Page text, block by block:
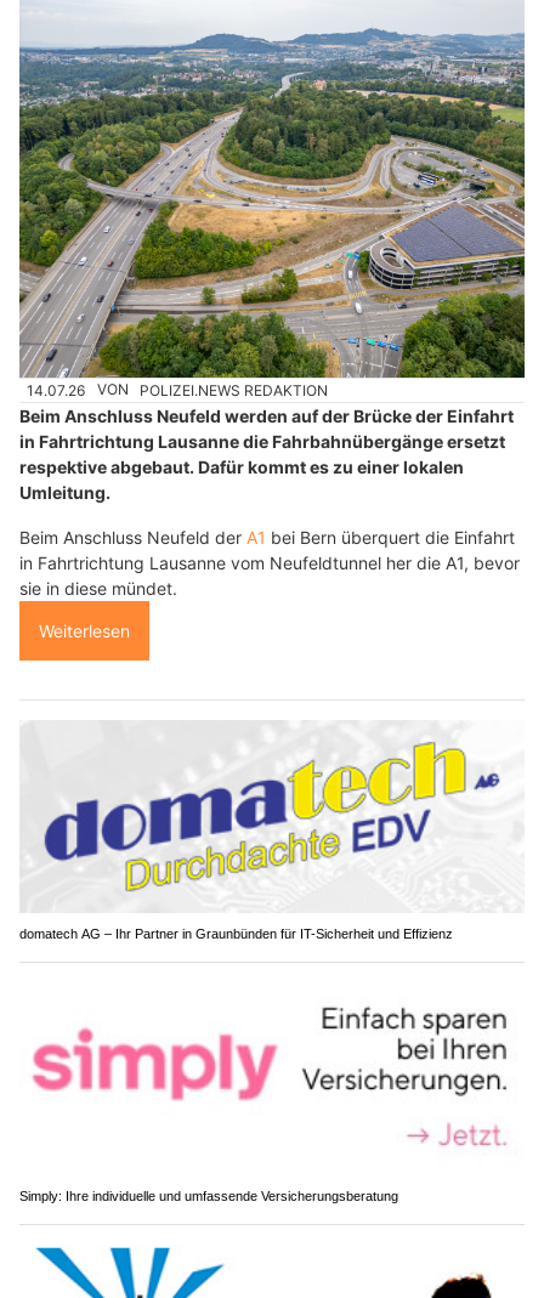
14.07.26 VON POLIZEI.NEWS REDAKTION
Beim Anschluss Neufeld werden auf der Brücke der Einfahrt
in Fahrtrichtung Lausanne die Fahrbahnübergänge ersetzt
respektive abgebaut. Dafür kommt es zu einer lokalen
Umleitung.
Beim Anschluss Neufeld der A1 bei Bern überquert die Einfahrt
in Fahrtrichtung Lausanne vom Neufeldtunnel her die A1, bevor
sie in diese mündet.
Weiterlesen
domatech AG – Ihr Partner in Graunbünden für IT-Sicherheit und Effizienz
Simply: Ihre individuelle und umfassende Versicherungsberatung